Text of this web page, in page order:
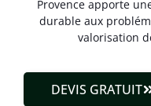
Provence apporte
durable aux
valorisation
DEVIS GRATUIT